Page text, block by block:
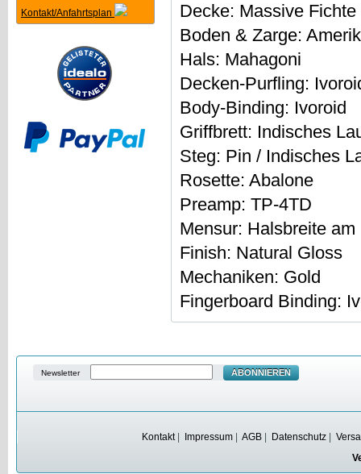
Kontakt/Anfahrtsplan
Decke: Massive Fichte
Boden & Zarge:
Hals: Mahagoni
Decken-Purfling:
Body-Binding: Ivoroid
Griffbrett: Indisches
Steg: Pin / Indisches
Rosette: Abalone
Preamp: TP-4TD
Mensur: Halsbreite
Finish: Natural Gloss
Mechaniken: Gold
Fingerboard Binding:
Newsletter ABONNIEREN
Kontakt| Impressum AGB Datenschutz